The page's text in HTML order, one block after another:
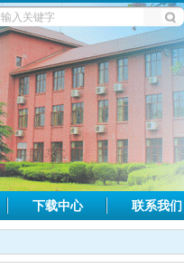
下载中心 联系我们